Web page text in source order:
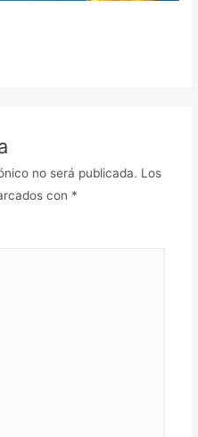
no será publicada. Los
con *